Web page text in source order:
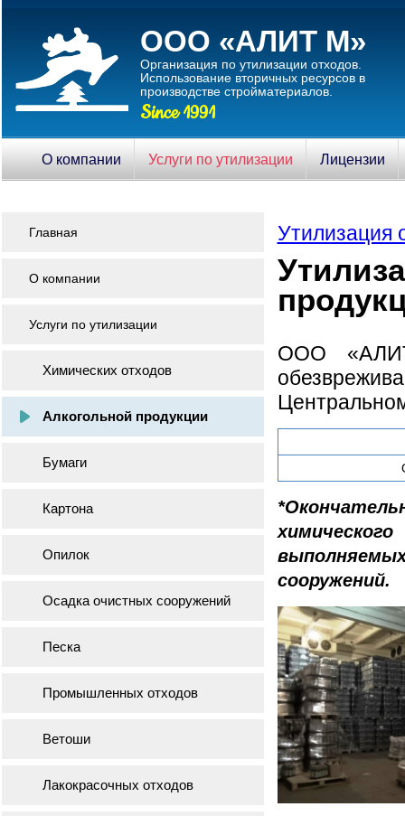
ООО «АЛИТ М»
Организация по утилизации отходов.
Использование вторичныx ресурсов в
производстве стройматериалов.
Since 1991
О компании Услуги по утилизации Лицензии
Утилизация
ООО
сооружений.
Главная
О компании
Услуги по утилизации
Химических отходов
Алкогольной продукции
Бумаги
Картона
Опилок
Осадка очистных сооружений
Песка
Промышленных отходов
Ветоши
Лакокрасочных отходов